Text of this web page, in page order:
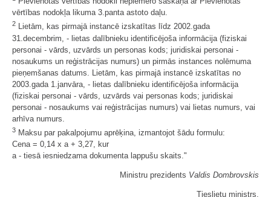
vērtības nodokļa likuma 3.panta astoto daļu.
2 Lietām, kas pirmajā instancē izskatītas līdz 2002.gada
31.decembrim, - lietas dalībnieku identificējoša informācija (fiziskai
personai - vārds, uzvārds un personas kods; juridiskai personai -
nosaukums un reģistrācijas numurs) un pirmās instances nolēmuma
pieņemšanas datums. Lietām, kas pirmajā instancē izskatītas no
2003.gada 1.janvāra, - lietas dalībnieku identificējoša informācija
(fiziskai personai - vārds, uzvārds vai personas kods; juridiskai
personai - nosaukums vai reģistrācijas numurs) vai lietas numurs, vai
arhīva numurs.
3 Maksu par pakalpojumu aprēķina, izmantojot šādu formulu:
Cena = 0,14 x a + 3,27, kur
a - tiesā iesniedzama dokumenta lappušu skaits."
Ministru prezidents Valdis Dombrovskis
Tieslietu ministrs,